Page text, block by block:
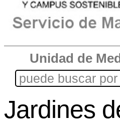
Unidad de
Jardines